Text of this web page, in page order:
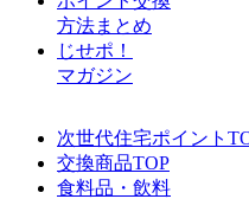
方法まとめ
じせポ！
マガジン
次世代住宅ポイント
交換商品TOP
食料品・飲料